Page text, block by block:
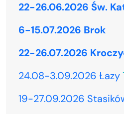
22-26.06.2026 Św.
6-15.07.2026 Brok
22-26.07.2026
24.08-3.09.2026 Łazy
19-27.09.2026